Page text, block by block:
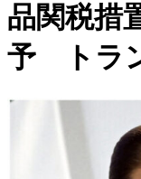
品関税措
予 トラ